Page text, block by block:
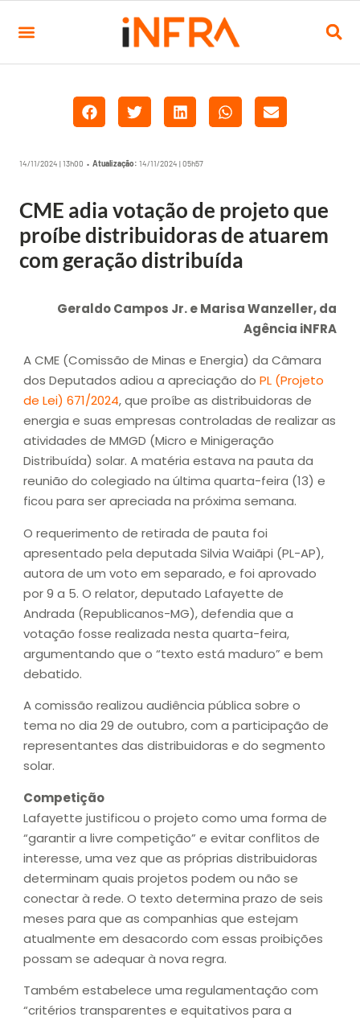
14/11/2024 | 13h00 • Atualização: 14/11/2024 | 05h57
CME adia votação de projeto que
proíbe distribuidoras de atuarem
com geração distribuída
Geraldo Campos Jr. e Marisa Wanzeller, da
Agência iNFRA
A CME (Comissão de Minas e Energia) da Câmara
dos Deputados adiou a apreciação do PL (Projeto
de Lei) 671/2024, que proíbe as distribuidoras de
energia e suas empresas controladas de realizar as
atividades de MMGD (Micro e Minigeração
Distribuída) solar. A matéria estava na pauta da
reunião do colegiado na última quarta-feira (13) e
ficou para ser apreciada na próxima semana.
O requerimento de retirada de pauta foi
apresentado pela deputada Silvia Waiãpi (PL-AP),
autora de um voto em separado, e foi aprovado
por 9 a 5. O relator, deputado Lafayette de
Andrada (Republicanos-MG), defendia que a
votação fosse realizada nesta quarta-feira,
argumentando que o “texto está maduro” e bem
debatido.
A comissão realizou audiência pública sobre o
tema no dia 29 de outubro, com a participação de
representantes das distribuidoras e do segmento
solar.
Competição
Lafayette justificou o projeto como uma forma de
“garantir a livre competição” e evitar conflitos de
interesse, uma vez que as próprias distribuidoras
determinam quais projetos podem ou não se
conectar à rede. O texto determina prazo de seis
meses para que as companhias que estejam
atualmente em desacordo com essas proibições
possam se adequar à nova regra.
Também estabelece uma regulamentação com
“critérios transparentes e equitativos para a